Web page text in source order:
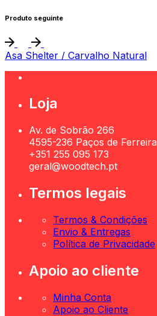
Produto seguinte
Asa Shelter / Carvalho Natural
Loja
Av. de Sobrão 266
4595-236 Paços de Ferreira
+351 255 095 173
geral@woodtech.pt
Termos legais
Termos & Condições
Envio & Entregas
Política de Privacidade
Apoio ao cliente
Minha Conta
Apoio ao Cliente